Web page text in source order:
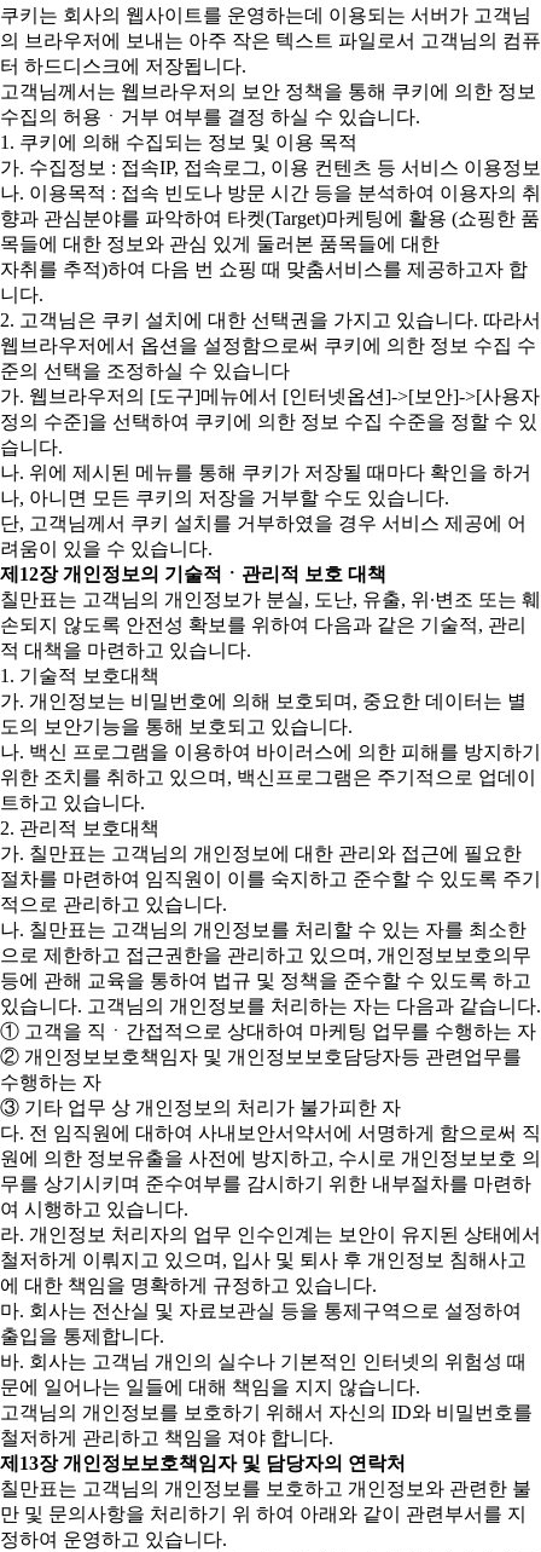
쿠키는 회사의 웹사이트를 운영하는데 이용되는 서버가 고객님
의 브라우저에 보내는 아주 작은 텍스트 파일로서 고객님의 컴퓨
터 하드디스크에 저장됩니다.
고객님께서는 웹브라우저의 보안 정책을 통해 쿠키에 의한 정보
수집의 허용ㆍ거부 여부를 결정 하실 수 있습니다.
1. 쿠키에 의해 수집되는 정보 및 이용 목적
가. 수집정보 : 접속IP, 접속로그, 이용 컨텐츠 등 서비스 이용정보
나. 이용목적 : 접속 빈도나 방문 시간 등을 분석하여 이용자의 취
향과 관심분야를 파악하여 타켓(Target)마케팅에 활용 (쇼핑한 품
목들에 대한 정보와 관심 있게 둘러본 품목들에 대한
자취를 추적)하여 다음 번 쇼핑 때 맞춤서비스를 제공하고자 합
니다.
2. 고객님은 쿠키 설치에 대한 선택권을 가지고 있습니다. 따라서
웹브라우저에서 옵션을 설정함으로써 쿠키에 의한 정보 수집 수
준의 선택을 조정하실 수 있습니다
가. 웹브라우저의 [도구]메뉴에서 [인터넷옵션]->[보안]->[사용자
정의 수준]을 선택하여 쿠키에 의한 정보 수집 수준을 정할 수 있
습니다.
나. 위에 제시된 메뉴를 통해 쿠키가 저장될 때마다 확인을 하거
나, 아니면 모든 쿠키의 저장을 거부할 수도 있습니다.
단, 고객님께서 쿠키 설치를 거부하였을 경우 서비스 제공에 어
려움이 있을 수 있습니다.
제12장 개인정보의 기술적ㆍ관리적 보호 대책
칠만표는 고객님의 개인정보가 분실, 도난, 유출, 위∙변조 또는 훼
손되지 않도록 안전성 확보를 위하여 다음과 같은 기술적, 관리
적 대책을 마련하고 있습니다.
1. 기술적 보호대책
가. 개인정보는 비밀번호에 의해 보호되며, 중요한 데이터는 별
도의 보안기능을 통해 보호되고 있습니다.
나. 백신 프로그램을 이용하여 바이러스에 의한 피해를 방지하기
위한 조치를 취하고 있으며, 백신프로그램은 주기적으로 업데이
트하고 있습니다.
2. 관리적 보호대책
가. 칠만표는 고객님의 개인정보에 대한 관리와 접근에 필요한
절차를 마련하여 임직원이 이를 숙지하고 준수할 수 있도록 주기
적으로 관리하고 있습니다.
나. 칠만표는 고객님의 개인정보를 처리할 수 있는 자를 최소한
으로 제한하고 접근권한을 관리하고 있으며, 개인정보보호의무
등에 관해 교육을 통하여 법규 및 정책을 준수할 수 있도록 하고
있습니다. 고객님의 개인정보를 처리하는 자는 다음과 같습니다.
① 고객을 직ㆍ간접적으로 상대하여 마케팅 업무를 수행하는 자
② 개인정보보호책임자 및 개인정보보호담당자등 관련업무를
수행하는 자
③ 기타 업무 상 개인정보의 처리가 불가피한 자
다. 전 임직원에 대하여 사내보안서약서에 서명하게 함으로써 직
원에 의한 정보유출을 사전에 방지하고, 수시로 개인정보보호 의
무를 상기시키며 준수여부를 감시하기 위한 내부절차를 마련하
여 시행하고 있습니다.
라. 개인정보 처리자의 업무 인수인계는 보안이 유지된 상태에서
철저하게 이뤄지고 있으며, 입사 및 퇴사 후 개인정보 침해사고
에 대한 책임을 명확하게 규정하고 있습니다.
마. 회사는 전산실 및 자료보관실 등을 통제구역으로 설정하여
출입을 통제합니다.
바. 회사는 고객님 개인의 실수나 기본적인 인터넷의 위험성 때
문에 일어나는 일들에 대해 책임을 지지 않습니다.
고객님의 개인정보를 보호하기 위해서 자신의 ID와 비밀번호를
철저하게 관리하고 책임을 져야 합니다.
제13장 개인정보보호책임자 및 담당자의 연락처
칠만표는 고객님의 개인정보를 보호하고 개인정보와 관련한 불
만 및 문의사항을 처리하기 위 하여 아래와 같이 관련부서를 지
정하여 운영하고 있습니다.